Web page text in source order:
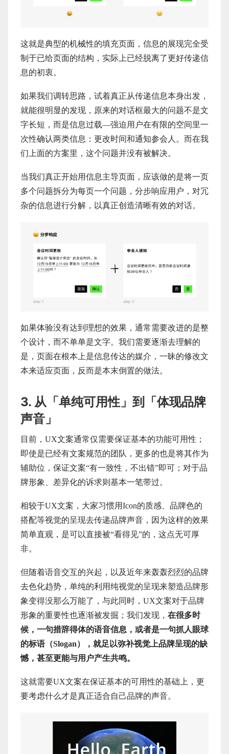
这就是典型的机械性的填充页面，信息的展现完全受
制于已给页面的结构，实际上已经脱离了更好传递信
息的初衷。
如果我们调转思路，试着真正从传递信息本身出发，
就能很明显的发现，原来的对话框最大的问题不是文
字长短，而是信息过载—强迫用户在有限的空间里一
次性确认两类信息：更改时间和通知参会人。而在我
们上面的方案里，这个问题并没有被解决。
当我们真正开始用信息主导页面，应该做的是将一页
多个问题拆分为每页一个问题，分步响应用户，对冗
杂的信息进行分解，以真正创造清晰有效的对话。
如果体验没有达到理想的效果，通常需要改进的是整
个设计，而不单单是文字。我们需要逐渐去理解的
是，页面在根本上是信息传达的媒介，一昧的修改文
本来适应页面，反而是本末倒置的做法。
3. 从「单纯可用性」到「体现品牌
声音」
目前，UX文案通常仅需要保证基本的功能可用性；
即使是已经有文案规范的团队，更多的也是将其作为
辅助位，保证文案“有一致性，不出错”即可；对于品
牌形象、差异化的诉求则基本一笔带过。
相较于UX文案，大家习惯用Icon的质感、品牌色的
搭配等视觉的呈现去传递品牌声音，因为这样的效果
简单直观，是可以直接被“看得见”的，这点无可厚
非。
但随着语音交互的兴起，以及近年来轰轰烈烈的品牌
去色化趋势，单纯的利用纯视觉的呈现来塑造品牌形
象变得没那么万能了，与此同时，UX文案对于品牌
形象的重要性也逐渐被发掘；我们发现， 在很多时
候，一句措辞得体的语音信息，或者是一句抓人眼球
的标语（Slogan），就足以弥补视觉上品牌呈现的缺
憾，甚至更能与用户产生共鸣。
这就需要UX文案在保证基本的可用性的基础上，更
要考虑什么才是真正适合自己品牌的声音。